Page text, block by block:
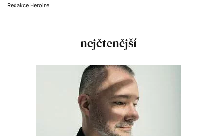
Redakce Heroine
nejčtenější